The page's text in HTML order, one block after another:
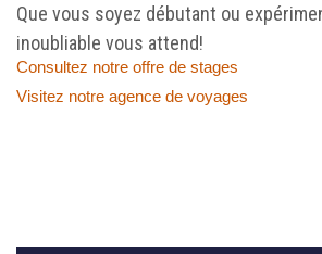
Que vous soyez débutant ou
inoubliable vous attend!
Consultez notre offre de stages
Visitez notre agence de voyages